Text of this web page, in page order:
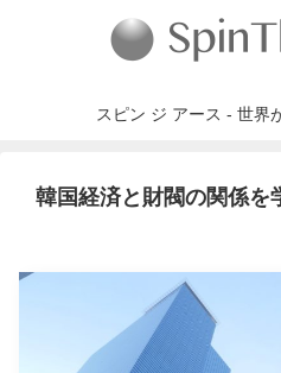
スピン ジ アース - 世界
韓国経済と財閥の関係を